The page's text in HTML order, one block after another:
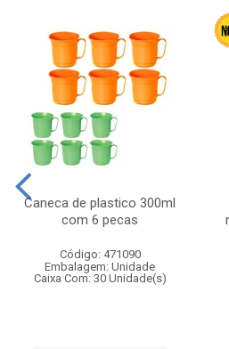
Caneca de plastico 300ml
com 6 pecas
Código: 471090
Embalagem: Unidade
Caixa Com: 30 Unidade(s)